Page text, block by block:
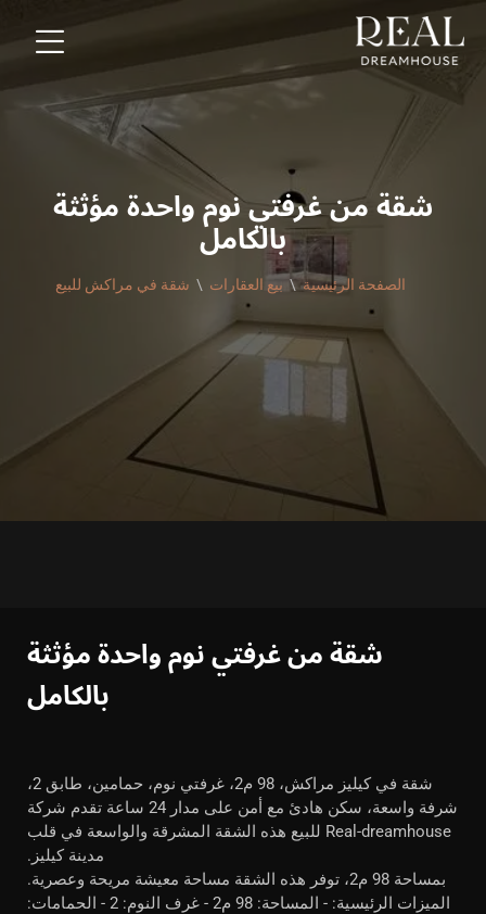
شقة من غرفتي نوم واحدة مؤثثة
بالكامل
الصفحة الرئيسية بيع العقارات شقة في مراكش للبيع
شقة من غرفتي نوم واحدة مؤثثة
بالكامل
شقة في كيليز مراكش، 98 م2، غرفتي نوم، حمامين، طابق 2،
شرفة واسعة، سكن هادئ مع أمن على مدار 24 ساعة تقدم شركة
Real-dreamhouse للبيع هذه الشقة المشرقة والواسعة في قلب
مدينة كيليز.
بمساحة 98 م2، توفر هذه الشقة مساحة معيشة مريحة وعصرية.
الميزات الرئيسية: - المساحة: 98 م2 - غرف النوم: 2 - الحمامات: